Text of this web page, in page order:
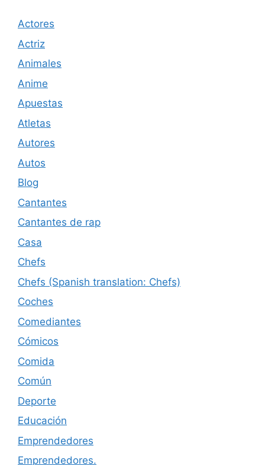
Actores
Actriz
Animales
Anime
Apuestas
Atletas
Autores
Autos
Blog
Cantantes
Cantantes de rap
Casa
Chefs
Chefs (Spanish translation: Chefs)
Coches
Comediantes
Cómicos
Comida
Común
Deporte
Educación
Emprendedores
Emprendedores.